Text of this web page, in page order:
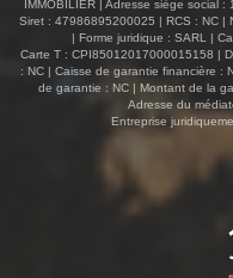
IMMOBILIER | Adresse siège social :
Siret : 47986895200025 | RCS : NC |
| Forme juridique : SARL |
Carte T : CPI85012017000015158 |
: NC | Caisse de garantie financière :
de garantie : NC | Montant de la
Adresse du
Entreprise